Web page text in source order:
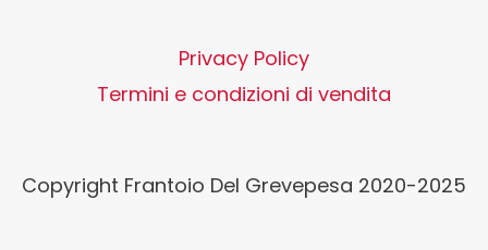
Privacy Policy
Termini e condizioni di vendita
Copyright Frantoio Del Grevepesa 2020-2025